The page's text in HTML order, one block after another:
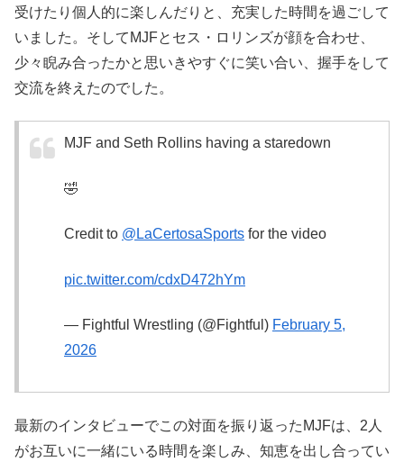
受けたり個人的に楽しんだりと、充実した時間を過ごして
いました。そしてMJFとセス・ロリンズが顔を合わせ、
少々睨み合ったかと思いきやすぐに笑い合い、握手をして
交流を終えたのでした。
MJF and Seth Rollins having a staredown
🤣
Credit to @LaCertosaSports for the video
pic.twitter.com/cdxD472hYm
— Fightful Wrestling (@Fightful) February 5,
2026
最新のインタビューでこの対面を振り返ったMJFは、2人
がお互いに一緒にいる時間を楽しみ、知恵を出し合ってい